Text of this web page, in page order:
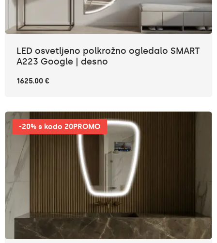
LED osvetljeno polkrožno ogledalo SMART
A223 Google | desno
1625.00 €
-20% s kodo 20PROMO